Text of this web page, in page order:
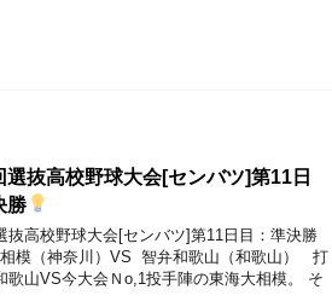
選抜高校野球大会[センバツ]第11日
勝
抜高校野球大会[センバツ]第11日目：準決勝
模（神奈川）VS 智弁和歌山（和歌山） 打
歌山VS今大会Ｎo,1投手陣の東海大相模。 そ